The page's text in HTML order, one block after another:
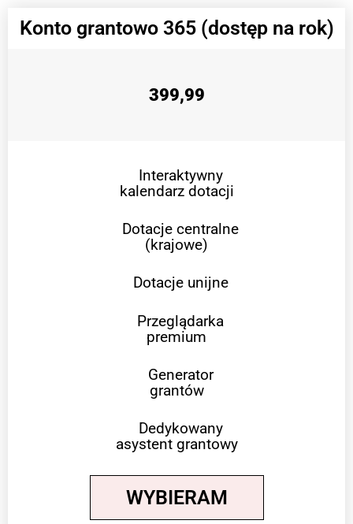
Konto grantowo 365 (dostęp na rok)
399,99
Interaktywny
kalendarz dotacji
Dotacje centralne
(krajowe)
Dotacje unijne
Przeglądarka
premium
Generator
grantów
Dedykowany
asystent grantowy
WYBIERAM